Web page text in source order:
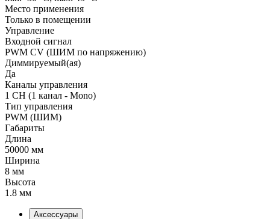
Место применения
Только в помещении
Управление
Входной сигнал
PWM СV (ШИМ по напряжению)
Диммируемый(ая)
Да
Каналы управления
1 CH (1 канал - Mono)
Тип управления
PWM (ШИМ)
Габариты
Длина
50000 мм
Ширина
8 мм
Высота
1.8 мм
Аксессуары